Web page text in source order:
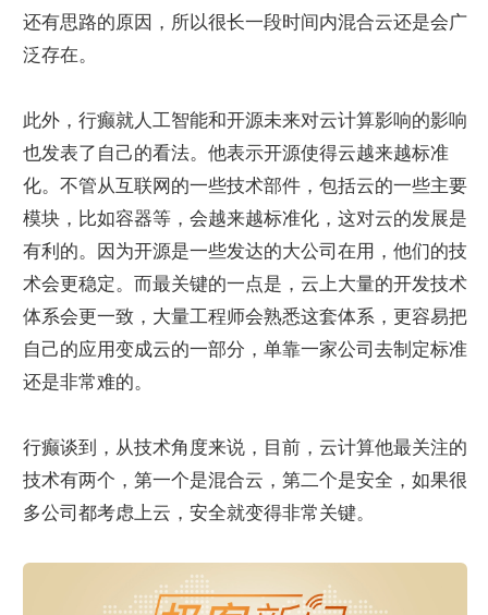
还有思路的原因，所以很长一段时间内混合云还是会广
泛存在。
此外，行癫就人工智能和开源未来对云计算影响的影响
也发表了自己的看法。他表示开源使得云越来越标准
化。不管从互联网的一些技术部件，包括云的一些主要
模块，比如容器等，会越来越标准化，这对云的发展是
有利的。因为开源是一些发达的大公司在用，他们的技
术会更稳定。而最关键的一点是，云上大量的开发技术
体系会更一致，大量工程师会熟悉这套体系，更容易把
自己的应用变成云的一部分，单靠一家公司去制定标准
还是非常难的。
行癫谈到，从技术角度来说，目前，云计算他最关注的
技术有两个，第一个是混合云，第二个是安全，如果很
多公司都考虑上云，安全就变得非常关键。